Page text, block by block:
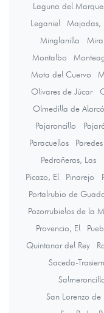
Laguna del
Leganiel
Majadas,
Minglanilla
Mira
Montalbo
Mota del Cuervo
Olivares de Júcar
Olmedilla de
Pajaroncillo
Paracuellos
Paredes
Pedroñeras, Las
Picazo, El
Pinarejo
Portalrubio de
Pozorrubielos de la
Provencio, El
Quintanar del Rey
Saceda-
San Lorenzo de